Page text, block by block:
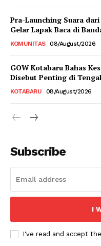
Pra-Launching Suara
Gelar Lapak Baca di
KOMUNITAS 08/August/2026
GOW Kotabaru Bahas
Disebut Penting di
KOTABARU 08/August/2026
Subscribe
I
I've read and accept the